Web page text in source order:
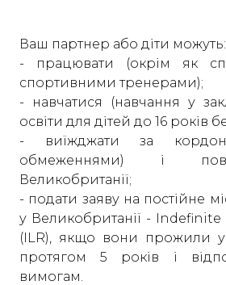
Ваш партнер або діти можуть:
- працювати (окрім як
спортивними тренерами);
- навчатися (навчання у
освіти для дітей до 16 років
- виїжджати за
обмеженнями) і
Великобританії;
- подати заяву на постійне
у Великобританії -
(ILR), якщо вони прожили у
протягом 5 років і
вимогам.